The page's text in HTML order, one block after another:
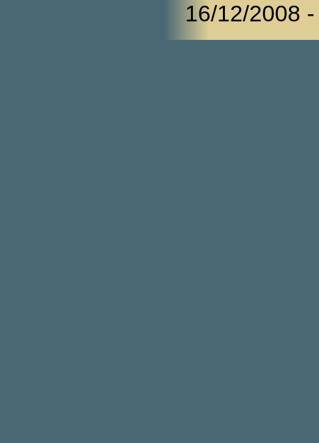
16/12/2008